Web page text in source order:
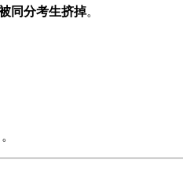
同分考生挤掉。